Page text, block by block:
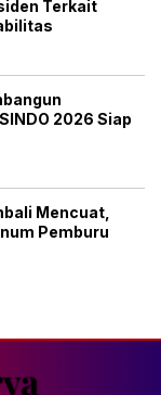
Terkait
2026 Siap
Mencuat,
Pemburu